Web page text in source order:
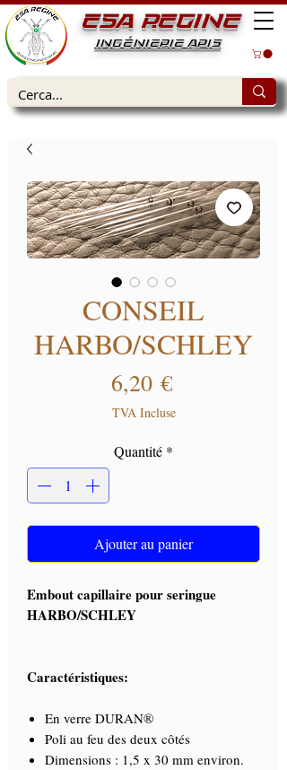
ESA REGINE
INGÉNIERIE APIS
CONSEIL
HARBO/SCHLEY
6,20 €Prix
TVA Incluse
Quantité *
Ajouter au panier
Embout capillaire pour seringue
HARBO/SCHLEY
Caractéristiques:
En verre DURAN®
Poli au feu des deux côtés
Dimensions : 1,5 x 30 mm environ.